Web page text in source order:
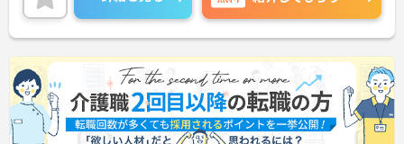
＜多彩なキャリアパス！あなたの挑戦を応援します
＞全国に事業を展開する大手企業の同社だからこ
そ、描けるキャリアは無限大です。管理職を目指す
道や、専門性をさらに高める道など、一人ひとりの
目標に合わせた成長を会社がバックアップします。
資格取得支援制度や研修制度も充実しており、働き
ながらスキルアップが可能。また、希望があれば異
なるサービス種別へのキャリアチェンジにも挑戦で
きます。